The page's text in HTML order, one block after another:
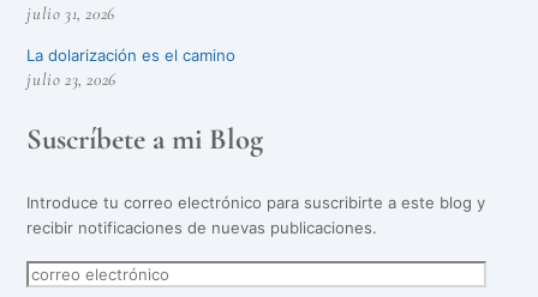
julio 31, 2026
La dolarización es el camino
julio 23, 2026
Suscríbete a mi Blog
Introduce tu correo electrónico para suscribirte a este blog y
recibir notificaciones de nuevas publicaciones.
correo